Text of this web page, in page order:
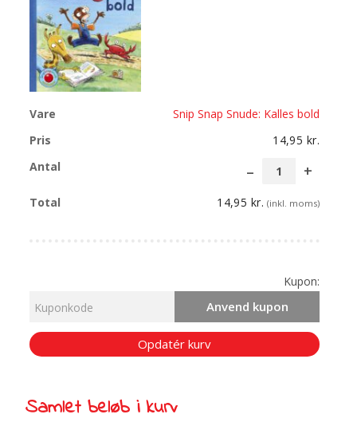
Snip Snap Snude: Kalles bold
14,95 kr.
Snude:
14,95 kr. (inkl. moms)
Kupon:
Anvend kupon
Opdatér kurv
Samlet beløb i kurv